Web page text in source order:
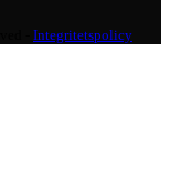
Integritetspolicy